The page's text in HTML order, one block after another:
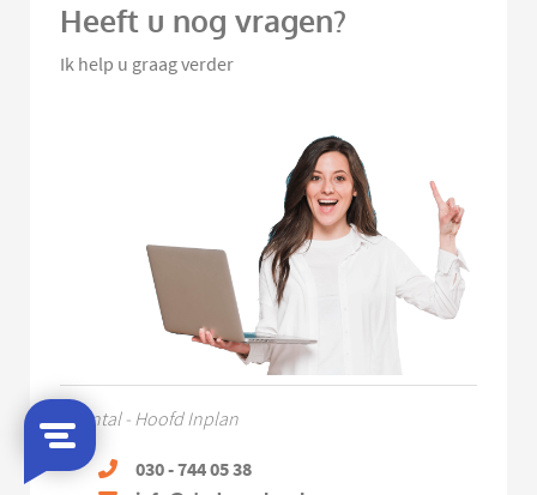
Heeft u nog vragen?
Ik help u graag verder
Chantal - Hoofd Inplan
030 - 744 05 38